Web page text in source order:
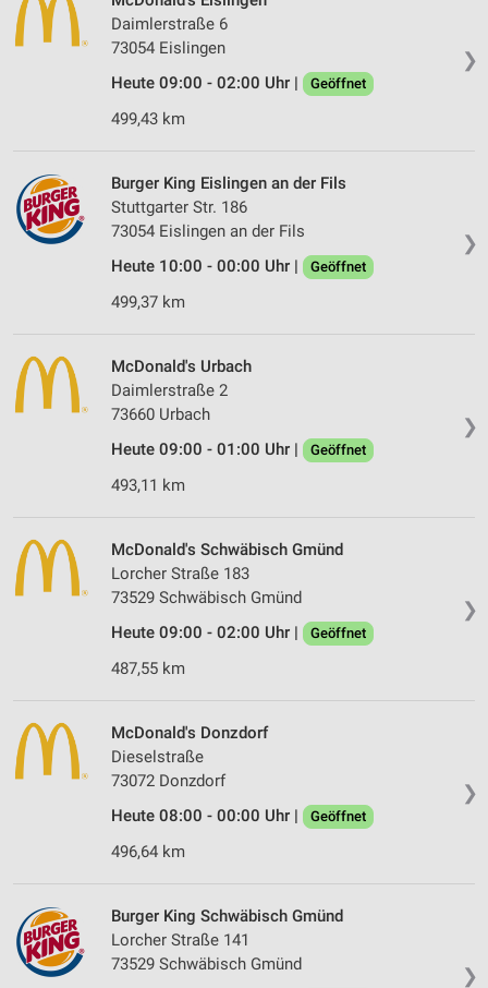
❯
Daimlerstraße 6
73054 Eislingen
Heute 09:00 - 02:00 Uhr |
Geöffnet
499,43 km
❯
Burger King Eislingen an der Fils
Stuttgarter Str. 186
73054 Eislingen an der Fils
Heute 10:00 - 00:00 Uhr |
Geöffnet
499,37 km
❯
McDonald's Urbach
Daimlerstraße 2
73660 Urbach
Heute 09:00 - 01:00 Uhr |
Geöffnet
493,11 km
❯
McDonald's Schwäbisch Gmünd
Lorcher Straße 183
73529 Schwäbisch Gmünd
Heute 09:00 - 02:00 Uhr |
Geöffnet
487,55 km
❯
McDonald's Donzdorf
Dieselstraße
73072 Donzdorf
Heute 08:00 - 00:00 Uhr |
Geöffnet
496,64 km
❯
Burger King Schwäbisch Gmünd
Lorcher Straße 141
73529 Schwäbisch Gmünd